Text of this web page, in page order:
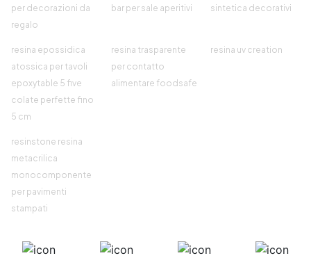
per decorazioni da
regalo
bar per sale aperitivi
sintetica decorativi
resina epossidica
atossica per tavoli
epoxytable 5 five
colate perfette fino
5 cm
resina trasparente
per contatto
alimentare foodsafe
resina uv creation
resinstone resina
metacrilica
monocomponente
per pavimenti
stampati